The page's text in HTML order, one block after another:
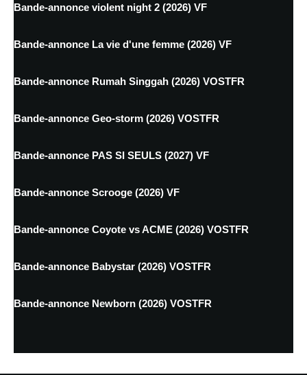
Bande-annonce violent night 2 (2026) VF
Bande-annonce La vie d'une femme (2026) VF
Bande-annonce Rumah Singgah (2026) VOSTFR
Bande-annonce Geo-storm (2026) VOSTFR
Bande-annonce PAS SI SEULS (2027) VF
Bande-annonce Scrooge (2026) VF
Bande-annonce Coyote vs ACME (2026) VOSTFR
Bande-annonce Babystar (2026) VOSTFR
Bande-annonce Newborn (2026) VOSTFR